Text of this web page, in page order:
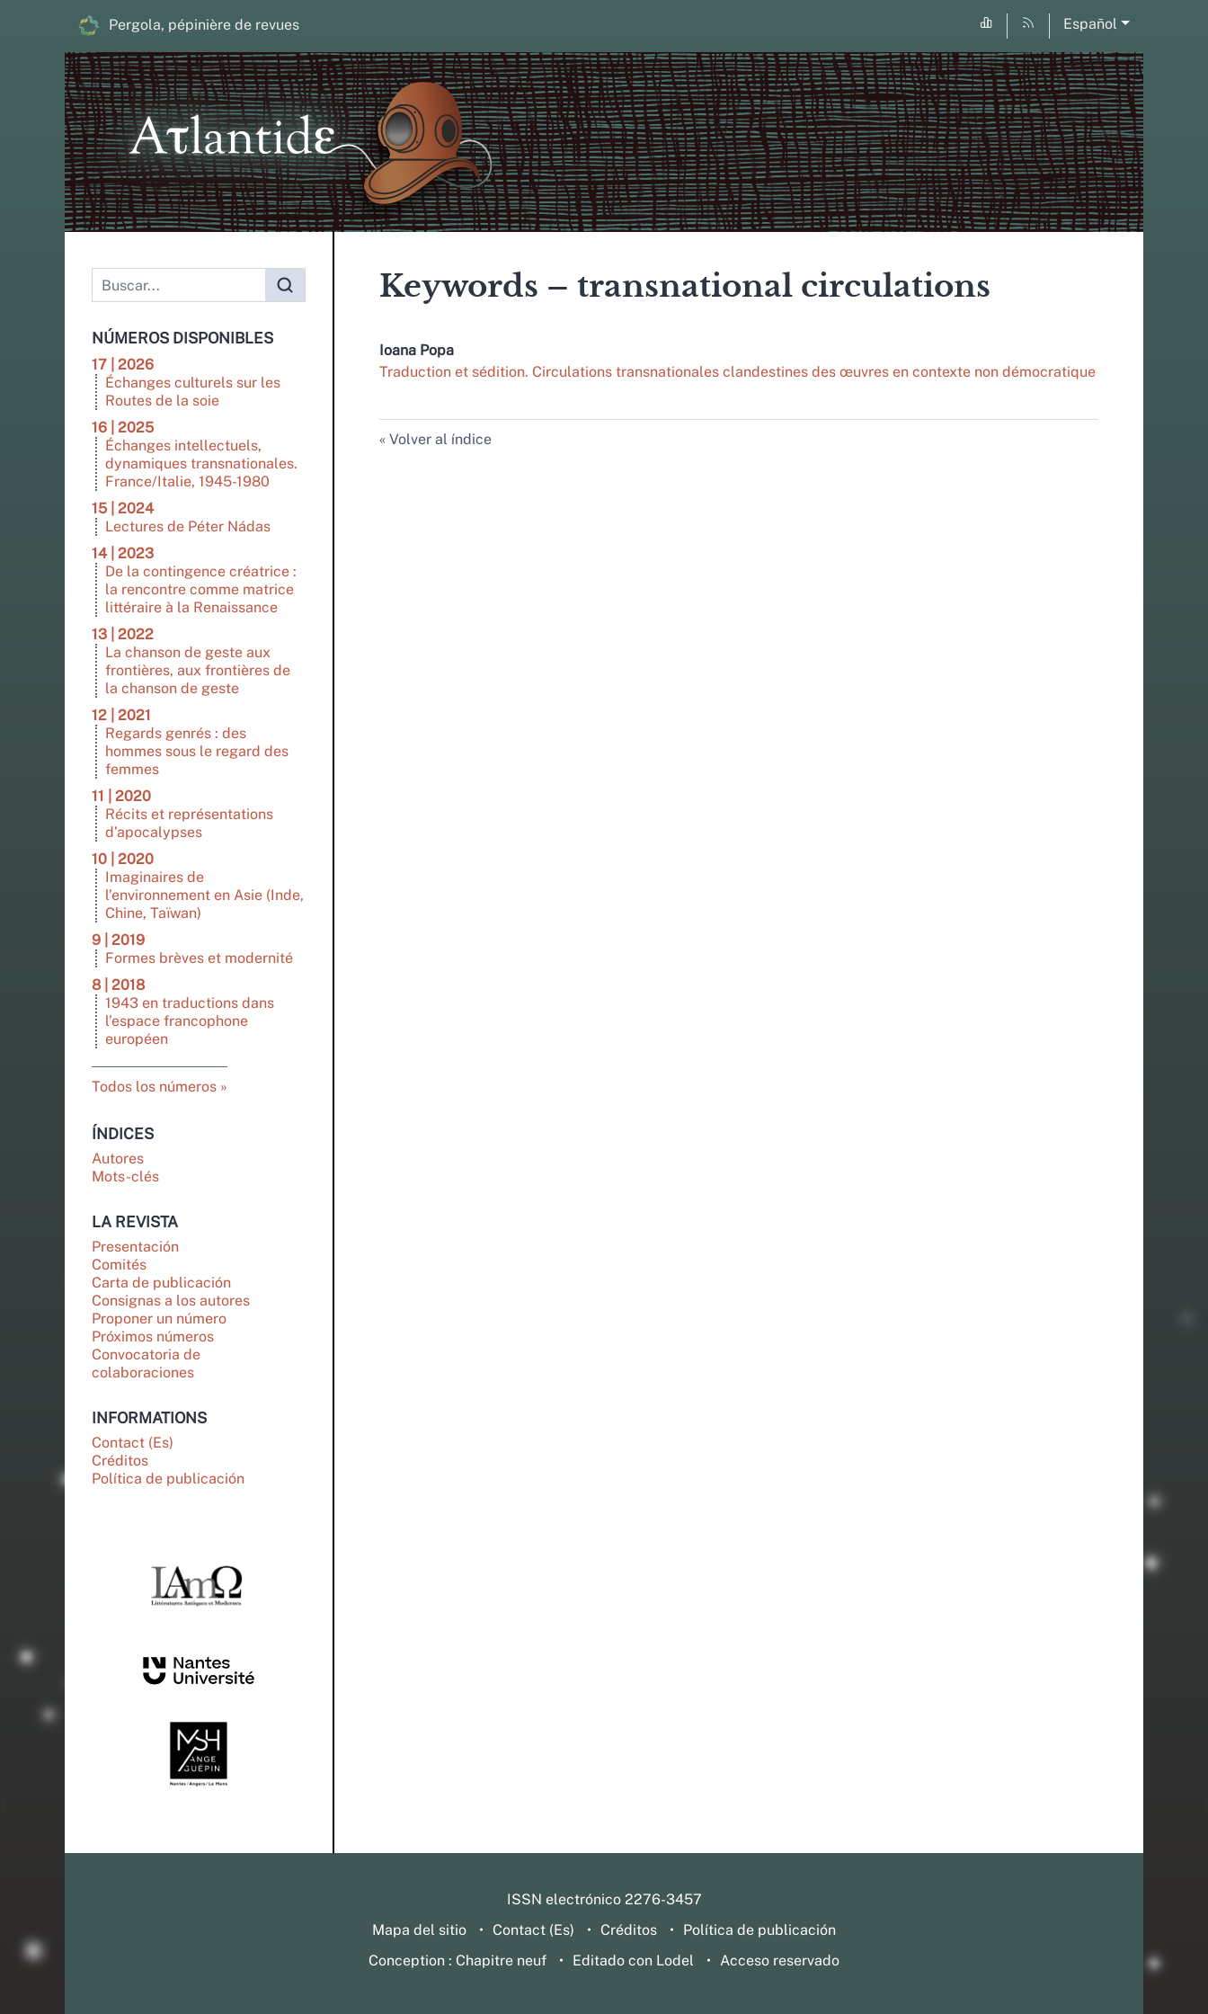
Pergola, pépinière de revues Español
NÚMEROS DISPONIBLES
17 | 2026
Échanges culturels sur les
Routes de la soie
16 | 2025
Échanges intellectuels,
dynamiques transnationales.
France/Italie, 1945-1980
15 | 2024
Lectures de Péter Nádas
14 | 2023
De la contingence créatrice :
la rencontre comme matrice
littéraire à la Renaissance
13 | 2022
La chanson de geste aux
frontières, aux frontières de
la chanson de geste
12 | 2021
Regards genrés : des
hommes sous le regard des
femmes
11 | 2020
Récits et représentations
d’apocalypses
10 | 2020
Imaginaires de
l’environnement en Asie (Inde,
Chine, Taïwan)
9 | 2019
Formes brèves et modernité
8 | 2018
1943 en traductions dans
l’espace francophone
européen
Todos los números
ÍNDICES
Autores
Mots-clés
LA REVISTA
Presentación
Comités
Carta de publicación
Consignas a los autores
Proponer un número
Próximos números
Convocatoria de
colaboraciones
INFORMATIONS
Contact (Es)
Créditos
Política de publicación
Keywords – transnational circulations
Ioana Popa
Traduction et sédition. Circulations transnationales clandestines des œuvres en contexte non démocratique
Volver al índice
ISSN electrónico 2276-3457
Mapa del sitio
Contact (Es) Créditos
Política de publicación
Conception : Chapitre neuf
Editado con Lodel Acceso reservado